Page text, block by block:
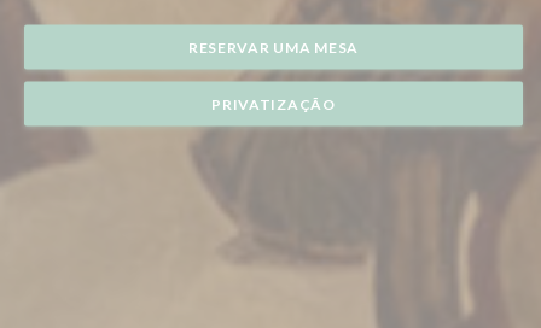
RESERVAR UMA MESA
PRIVATIZAÇÃO